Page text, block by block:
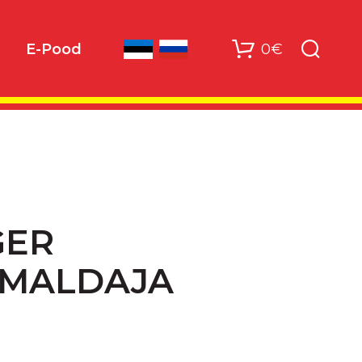
0€
E-Pood